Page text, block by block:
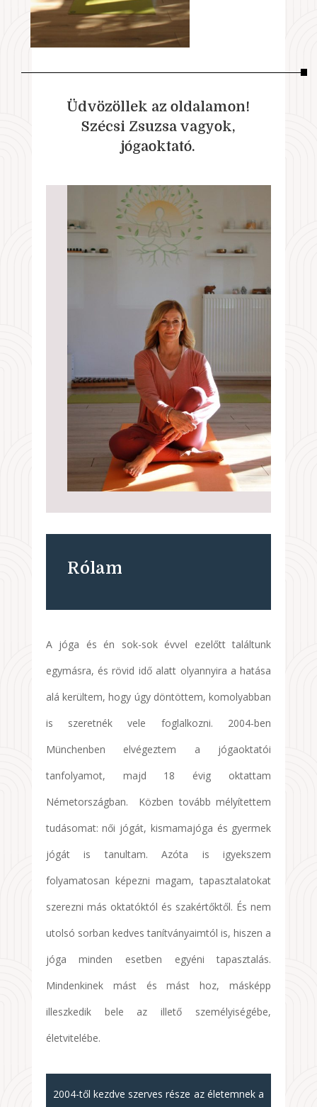
Üdvözöllek az oldalamon!
Szécsi Zsuzsa vagyok,
jógaoktató.
Rólam
A jóga és én sok-sok évvel ezelőtt találtunk
egymásra, és rövid idő alatt olyannyira a hatása
alá kerültem, hogy úgy döntöttem, komolyabban
is szeretnék vele foglalkozni. 2004-ben
Münchenben elvégeztem a jógaoktatói
tanfolyamot, majd 18 évig oktattam
Németországban. Közben tovább mélyítettem
tudásomat: női jógát, kismamajóga és gyermek
jógát is tanultam. Azóta is igyekszem
folyamatosan képezni magam, tapasztalatokat
szerezni más oktatóktól és szakértőktől. És nem
utolsó sorban kedves tanítványaimtól is, hiszen a
jóga minden esetben egyéni tapasztalás.
Mindenkinek mást és mást hoz, másképp
illeszkedik bele az illető személyiségébe,
életvitelébe.
2004-től kezdve szerves része az életemnek a